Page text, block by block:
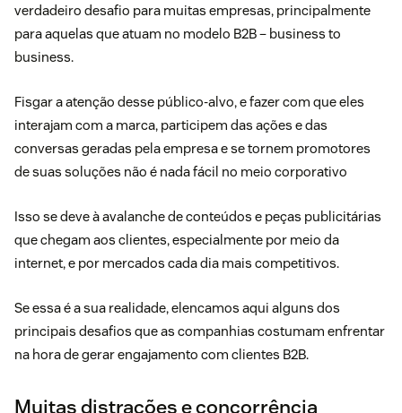
verdadeiro desafio para muitas empresas, principalmente
para aquelas que atuam no modelo B2B – business to
business.
Fisgar a atenção desse público-alvo, e fazer com que eles
interajam com a marca, participem das ações e das
conversas geradas pela empresa e se tornem promotores
de suas soluções não é nada fácil no meio corporativo
Isso se deve à avalanche de conteúdos e peças publicitárias
que chegam aos clientes, especialmente por meio da
internet, e por mercados cada dia mais competitivos.
Se essa é a sua realidade, elencamos aqui alguns dos
principais desafios que as companhias costumam enfrentar
na hora de gerar engajamento com clientes B2B.
Muitas distrações e concorrência